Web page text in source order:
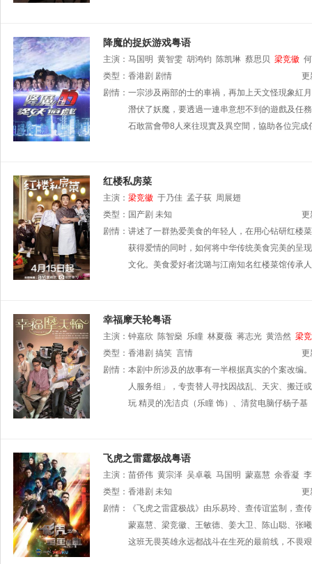
降魔的捉妖游戏粤语
主演： 马国明 黄智雯 胡鸿钧 陈凯琳 蔡思贝 梁竞徽
张秀文
杨潮凯 岑丽香
类型： 香港剧 剧情
更
剧情： 一宗涉及兩部的士的車禍，再加上天文怪現象紅
潛伏了妖魔，要透過一連串意想不到的遊戲及任
石敢當會帶8人來往現實及異空間，協助各位完
红楼私房菜
主演： 梁竞徽 于乃佳 孟子荻 周展翅
类型： 国产剧 未知
更
剧情： 讲述了一群热爱美食的年轻人，在用心钻研红楼
获得爱情的同时，如何将中华传统美食完美的呈
文化。美食爱好者沈璐与江南知名红楼菜馆传承
幸福摩天轮粤语
主演： 钟嘉欣 陈智燊 乐瞳 林夏薇 蒋志光 黄浩然 梁
类型： 香港剧 搞笑 言情
更
剧情： 本剧中所涉及的故事有一半根据真实的个案改编
人服务组」，专责替人寻找因战乱、天灾、搬迁
玩 精灵的冼洁贞（乐瞳 饰）、清贫电脑仔杨子
飞虎之雷霆极战粤语
主演： 苗侨伟 黄宗泽 吴卓羲 马国明 蒙嘉慧 余香凝
杨玉梅
王卓淇 李思雅
梁
杨靖彤
吴业坤 黎燕珊 王俊棠 黄柏文
类型： 香港剧 未知
更
剧情：
《飞虎之雷霆极战》由乐易玲、查传谊监制，
蒙嘉慧、梁竞徽、王敏德、姜大卫、陈山聪、张
这班无畏英雄永远都战斗在生死的最前线，不畏